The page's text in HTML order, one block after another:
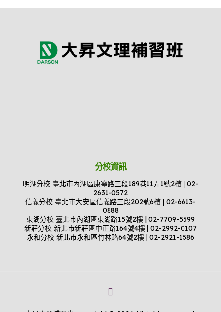
分校資訊
明湖分校 臺北市內湖區康寧路三段189巷11弄1號2樓 | 02-
2631-0572
信義分校 臺北市大安區信義路三段202號6樓 | 02-6613-
0888
東湖分校 臺北市內湖區東湖路15號2樓 | 02-7709-5599
新莊分校 新北市新莊區中正路164號4樓 | 02-2992-0107
永和分校 新北市永和區竹林路64號2樓 | 02-2921-1586